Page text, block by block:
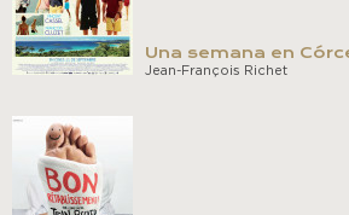
Una semana en
Jean-François Richet